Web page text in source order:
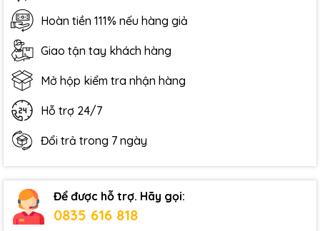
Hoàn tiền 111% nếu hàng giả
Giao tận tay khách hàng
Mở hộp kiểm tra nhận hàng
Hỗ trợ 24/7
Đổi trả trong 7 ngày
Để được hỗ trợ. Hãy gọi:
0835 616 818